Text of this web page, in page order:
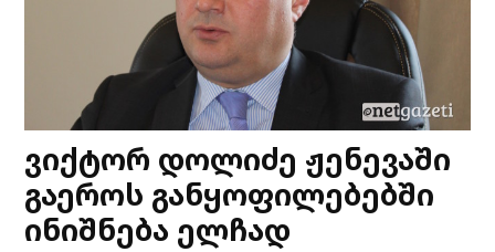
ვიქტორ დოლიძე ჟენევაში
გაეროს განყოფილებებში
ინიშნება ელჩად